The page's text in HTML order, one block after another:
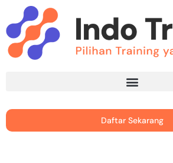
Daftar Sekarang